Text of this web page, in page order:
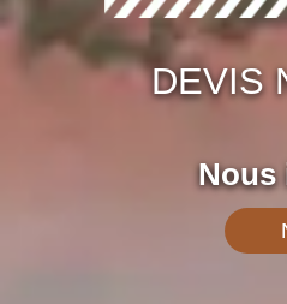
DEVIS
Nous